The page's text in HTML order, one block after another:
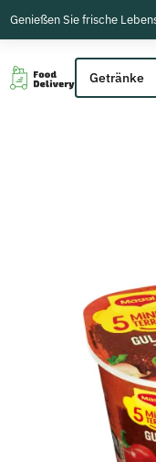
Genießen Sie frische
Getränke